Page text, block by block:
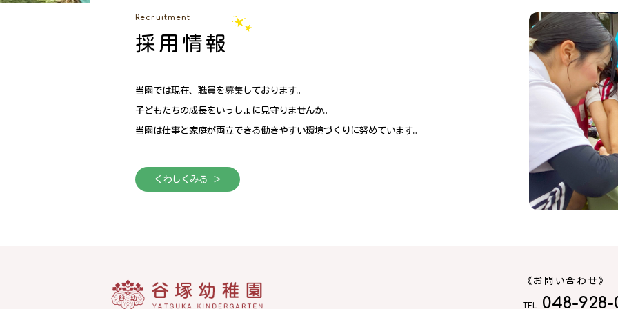
Recruitment
採用情報
当園では現在、職員を募集しております。
子どもたちの成長をいっしょに見守りませんか。
当園は仕事と家庭が両立できる働きやすい環境づくりに努めています。
くわしくみる ＞
《お問い合わせ》
TEL. 048-928-